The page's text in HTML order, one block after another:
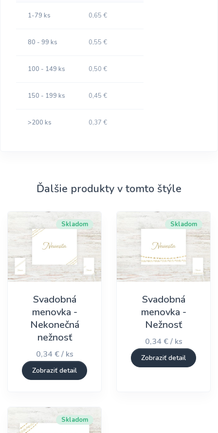
1-79 ks 0,65 €
80 - 99 ks 0,55 €
100 - 149 ks 0,50 €
150 - 199 ks 0,45 €
>200 ks 0,37 €
Ďalšie produkty v tomto štýle
Skladom
Svadobná
menovka -
Nekonečná
nežnosť
0,34 € / ks
Zobraziť detail
Skladom
Svadobná
menovka -
Nežnosť
0,34 € / ks
Zobraziť detail
Skladom